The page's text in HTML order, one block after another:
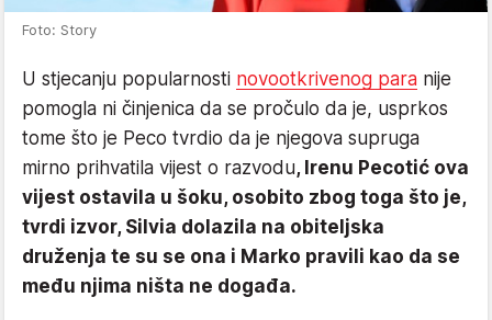
Foto: Story
U stjecanju popularnosti novootkrivenog para nije
pomogla ni činjenica da se pročulo da je, usprkos
tome što je Peco tvrdio da je njegova supruga
mirno prihvatila vijest o razvodu, Irenu Pecotić ova
vijest ostavila u šoku, osobito zbog toga što je,
tvrdi izvor, Silvia dolazila na obiteljska
druženja te su se ona i Marko pravili kao da se
među njima ništa ne događa.